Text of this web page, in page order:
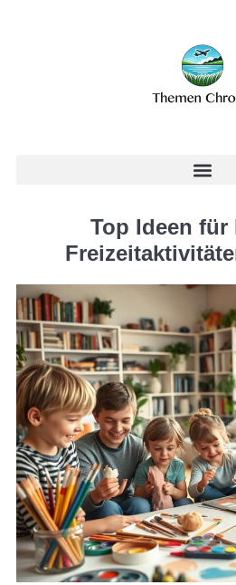
Top Ideen für